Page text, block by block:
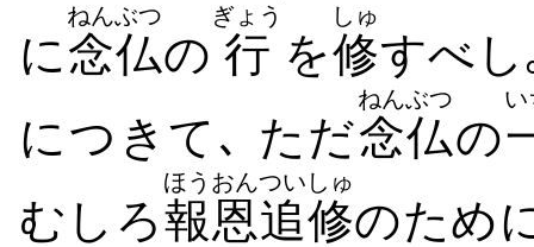
に念仏
ねんぶつ
の 行
ぎょう
を修
しゅ
すべ
につきて､ ただ念仏
ねんぶつ
の
い
むしろ報恩
ほうおん
追修
ついしゅ
のため